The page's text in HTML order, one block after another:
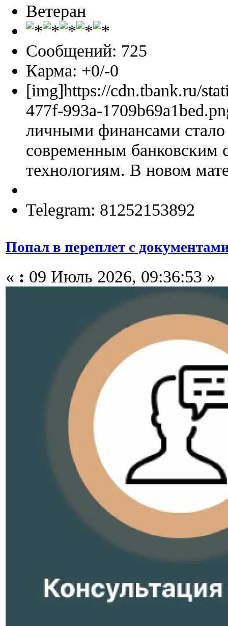
Ветеран
Сообщений: 725
Карма: +0/-0
[img]https://cdn.tbank.ru/
477f-993a-
личными финансами
современным банковским
технологиям. В новом
Telegram: 81252153892
Попал в переплет с
« : 09 Июль 2026, 09:36:53 »